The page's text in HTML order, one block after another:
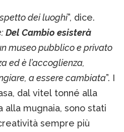
dei luoghi”, dice.
Del Cambio esisterà
museo pubblico e privato
ed è l’accoglienza,
a essere cambiata”. I
dal vitel tonné alla
alla mugnaia, sono stati
sempre più